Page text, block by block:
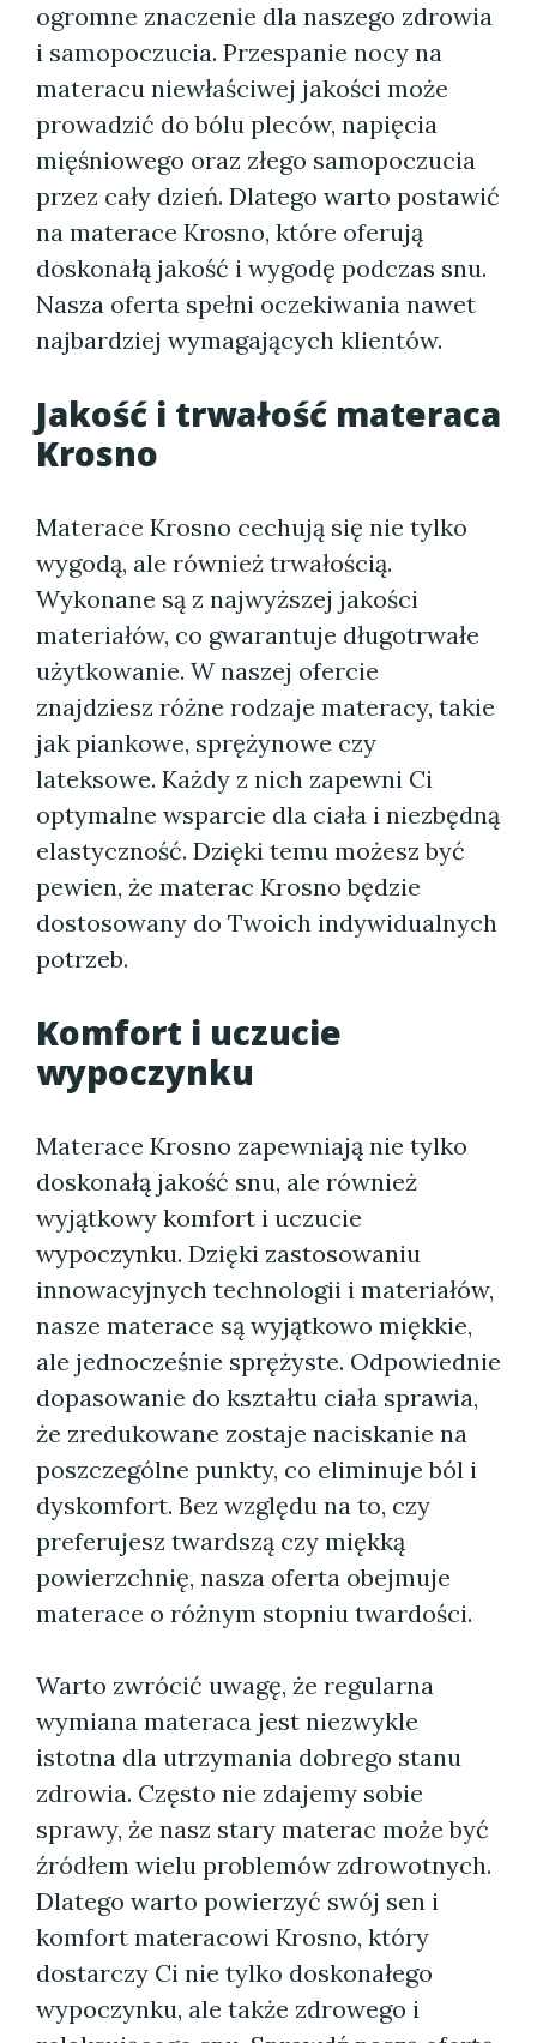
ogromne znaczenie dla naszego zdrowia
i samopoczucia. Przespanie nocy na
materacu niewłaściwej jakości może
prowadzić do bólu pleców, napięcia
mięśniowego oraz złego samopoczucia
przez cały dzień. Dlatego warto postawić
na materace Krosno, które oferują
doskonałą jakość i wygodę podczas snu.
Nasza oferta spełni oczekiwania nawet
najbardziej wymagających klientów.
Jakość i trwałość materaca
Krosno
Materace Krosno cechują się nie tylko
wygodą, ale również trwałością.
Wykonane są z najwyższej jakości
materiałów, co gwarantuje długotrwałe
użytkowanie. W naszej ofercie
znajdziesz różne rodzaje materacy, takie
jak piankowe, sprężynowe czy
lateksowe. Każdy z nich zapewni Ci
optymalne wsparcie dla ciała i niezbędną
elastyczność. Dzięki temu możesz być
pewien, że materac Krosno będzie
dostosowany do Twoich indywidualnych
potrzeb.
Komfort i uczucie
wypoczynku
Materace Krosno zapewniają nie tylko
doskonałą jakość snu, ale również
wyjątkowy komfort i uczucie
wypoczynku. Dzięki zastosowaniu
innowacyjnych technologii i materiałów,
nasze materace są wyjątkowo miękkie,
ale jednocześnie sprężyste. Odpowiednie
dopasowanie do kształtu ciała sprawia,
że zredukowane zostaje naciskanie na
poszczególne punkty, co eliminuje ból i
dyskomfort. Bez względu na to, czy
preferujesz twardszą czy miękką
powierzchnię, nasza oferta obejmuje
materace o różnym stopniu twardości.
Warto zwrócić uwagę, że regularna
wymiana materaca jest niezwykle
istotna dla utrzymania dobrego stanu
zdrowia. Często nie zdajemy sobie
sprawy, że nasz stary materac może być
źródłem wielu problemów zdrowotnych.
Dlatego warto powierzyć swój sen i
komfort materacowi Krosno, który
dostarczy Ci nie tylko doskonałego
wypoczynku, ale także zdrowego i